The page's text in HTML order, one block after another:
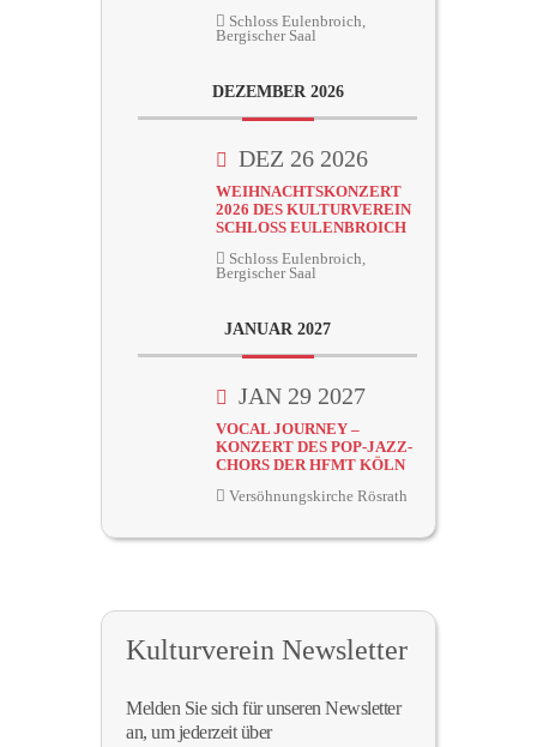
Schloss Eulenbroich,
Bergischer Saal
DEZEMBER 2026
DEZ 26 2026
WEIHNACHTSKONZERT
2026 DES KULTURVEREIN
SCHLOSS EULENBROICH
Schloss Eulenbroich,
Bergischer Saal
JANUAR 2027
JAN 29 2027
VOCAL JOURNEY –
KONZERT DES POP-JAZZ-
CHORS DER HFMT KÖLN
Versöhnungskirche Rösrath
Kulturverein Newsletter
Melden Sie sich für unseren Newsletter
an, um jederzeit über